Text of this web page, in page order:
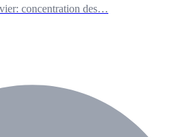
concentration des…